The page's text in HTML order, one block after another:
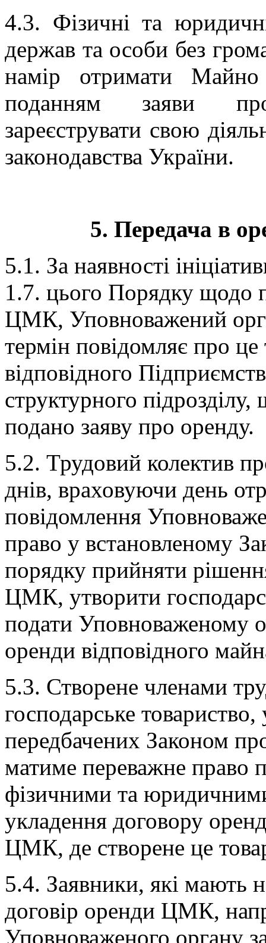
4.3. Фізичні та
держав та особи без
намір отримати
поданням заяви
зареєструвати свою
законодавства України.
5. Передача в
5.1. За наявності
1.7. цього Порядку щодо
ЦМК, Уповноважений
термін повідомляє про
відповідного
структурного
подано заяву про оренду.
5.2. Трудовий колектив
днів, враховуючи день
повідомлення
право у встановленому
порядку прийняти
ЦМК, утворити
подати Уповноваженому
оренди відповідного
5.3. Створене членами
господарське
передбачених Законом
матиме переважне право
фізичними та
укладення договору
ЦМК, де створене це
5.4. Заявники, які мають
договір оренди ЦМК,
Уповноваженого органу